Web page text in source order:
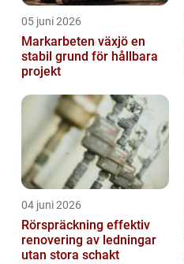
05 juni 2026
Markarbeten växjö en
stabil grund för hållbara
projekt
04 juni 2026
Rörspräckning effektiv
renovering av ledningar
utan stora schakt